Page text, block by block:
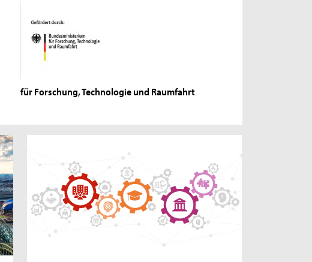
für Forschung, Technologie und Raumfahrt